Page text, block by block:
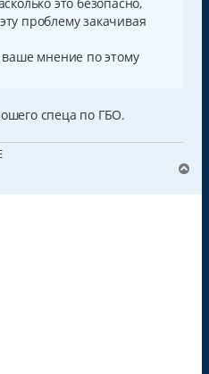
проблему закачивая
ваше мнение по этому
спеца по ГБО.
р